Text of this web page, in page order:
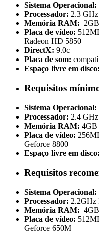
Sistema Operacional:
Processador: 2.3
Memória RAM: 2GB
Placa de vídeo:
Radeon HD 5850
DirectX: 9.0c
Placa de som:
Espaço livre em disco:
Requisitos
Sistema Operacional:
Processador: 2.4
Memória RAM: 4GB
Placa de vídeo:
Geforce 8800
Espaço livre em disco:
Requisitos
Sistema Operacional:
Processador: 2.2GHz
Memória RAM: 4GB
Placa de vídeo:
Geforce 650M